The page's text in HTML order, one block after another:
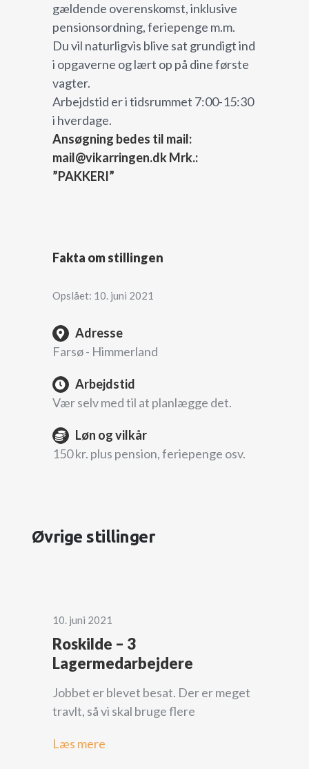
gældende overenskomst, inklusive
pensionsordning, feriepenge m.m.
Du vil naturligvis blive sat grundigt ind
i opgaverne og lært op på dine første
vagter.
Arbejdstid er i tidsrummet 7:00-15:30
i hverdage.
Ansøgning bedes til mail:
mail@vikarringen.dk Mrk.:
”PAKKERI”
Fakta om stillingen
Opslået: 10. juni 2021
Adresse
Farsø - Himmerland
Arbejdstid
Vær selv med til at planlægge det.
Løn og vilkår
150 kr. plus pension, feriepenge osv.
Øvrige stillinger
10. juni 2021
Roskilde – 3
Lagermedarbejdere
Jobbet er blevet besat. Der er meget
travlt, så vi skal bruge flere
Læs mere